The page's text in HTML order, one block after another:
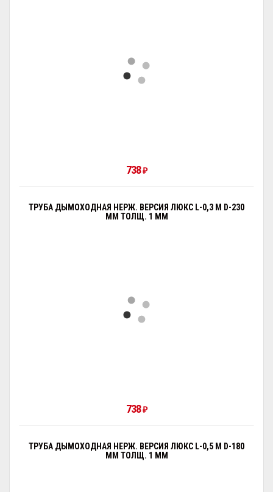
738₽
ТРУБА ДЫМОХОДНАЯ НЕРЖ. ВЕРСИЯ ЛЮКС L-0,3 М D-230
ММ ТОЛЩ. 1 ММ
738₽
ТРУБА ДЫМОХОДНАЯ НЕРЖ. ВЕРСИЯ ЛЮКС L-0,5 М D-180
ММ ТОЛЩ. 1 ММ